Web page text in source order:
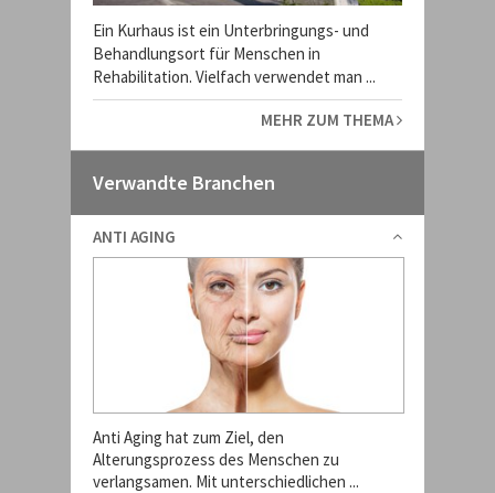
Ein Kurhaus ist ein Unterbringungs- und
Behandlungsort für Menschen in
Rehabilitation. Vielfach verwendet man ...
MEHR ZUM THEMA
Verwandte Branchen
ANTI AGING
Anti Aging hat zum Ziel, den
Alterungsprozess des Menschen zu
verlangsamen. Mit unterschiedlichen ...